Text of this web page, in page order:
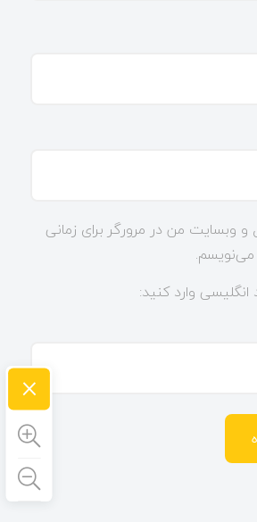
و وبسایت من در مرورگر برای زمانی
می‌نویسم.
وارد کنید:
×